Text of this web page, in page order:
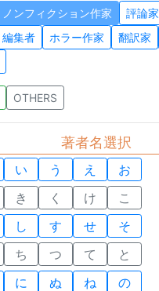
ノンフィクション作家 評論家
編集者 ホラー作家 翻訳家
OTHERS
著者名選択
い う え
お
き く け
こ
し す せ
そ
ち つ て
と
に ぬ ね
の